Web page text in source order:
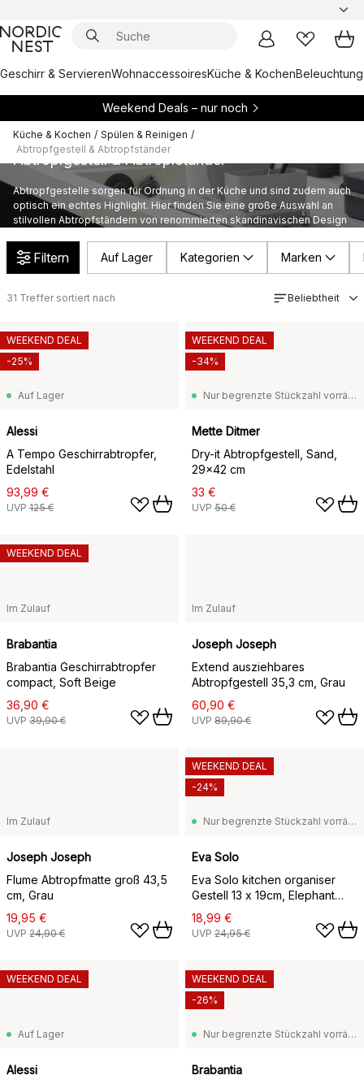
Geschirr & ServierenWohnaccessoiresKüche & KochenBeleuchtung
Weekend Deals – nur noch
Küche & Kochen / Spülen & Reinigen /
Abtropfgestell & Abtropfständer
Abtropfgestell & Abtropfständer
Abtropfgestelle sorgen für Ordnung in der Küche und sind zudem auch
optisch ein echtes Highlight. Hier finden Sie eine große Auswahl an
stilvollen Abtropfständern von renommierten skandinavischen Design
Filtern Auf Lager Kategorien Marken
31 Treffer sortiert nach Beliebtheit
Auf Lager
Alessi
A Tempo Geschirrabtropfer,
Edelstahl
93,99 €
UVP 125 €
WEEKEND DEAL
-25%
Nur begrenzte Stückzahl vorrätig
Mette Ditmer
Dry-it Abtropfgestell, Sand,
29x42 cm
33 €
UVP 50 €
WEEKEND DEAL
-34%
Im Zulauf
Brabantia
Brabantia Geschirrabtropfer
compact, Soft Beige
36,90 €
UVP 39,90 €
WEEKEND DEAL
Im Zulauf
Joseph Joseph
Extend ausziehbares
Abtropfgestell 35,3 cm, Grau
60,90 €
UVP 89,90 €
Im Zulauf
Joseph Joseph
Flume Abtropfmatte groß 43,5
cm, Grau
19,95 €
UVP 24,90 €
Nur begrenzte Stückzahl vorrätig
Eva Solo
Eva Solo kitchen organiser
Gestell 13 x 19cm, Elephant
grey
18,99 €
UVP 24,95 €
WEEKEND DEAL
-24%
Auf Lager
Alessi
WEEKEND DEAL
Nur begrenzte Stückzahl vorrätig
Brabantia
WEEKEND DEAL
-26%